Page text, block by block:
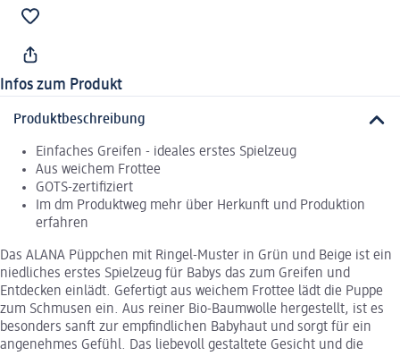
Infos zum Produkt
Produktbeschreibung
Einfaches Greifen - ideales erstes Spielzeug
Aus weichem Frottee
GOTS-zertifiziert
Im dm Produktweg mehr über Herkunft und Produktion
erfahren
Das ALANA Püppchen mit Ringel-Muster in Grün und Beige ist ein
niedliches erstes Spielzeug für Babys das zum Greifen und
Entdecken einlädt. Gefertigt aus weichem Frottee lädt die Puppe
zum Schmusen ein. Aus reiner Bio-Baumwolle hergestellt, ist es
besonders sanft zur empfindlichen Babyhaut und sorgt für ein
angenehmes Gefühl. Das liebevoll gestaltete Gesicht und die